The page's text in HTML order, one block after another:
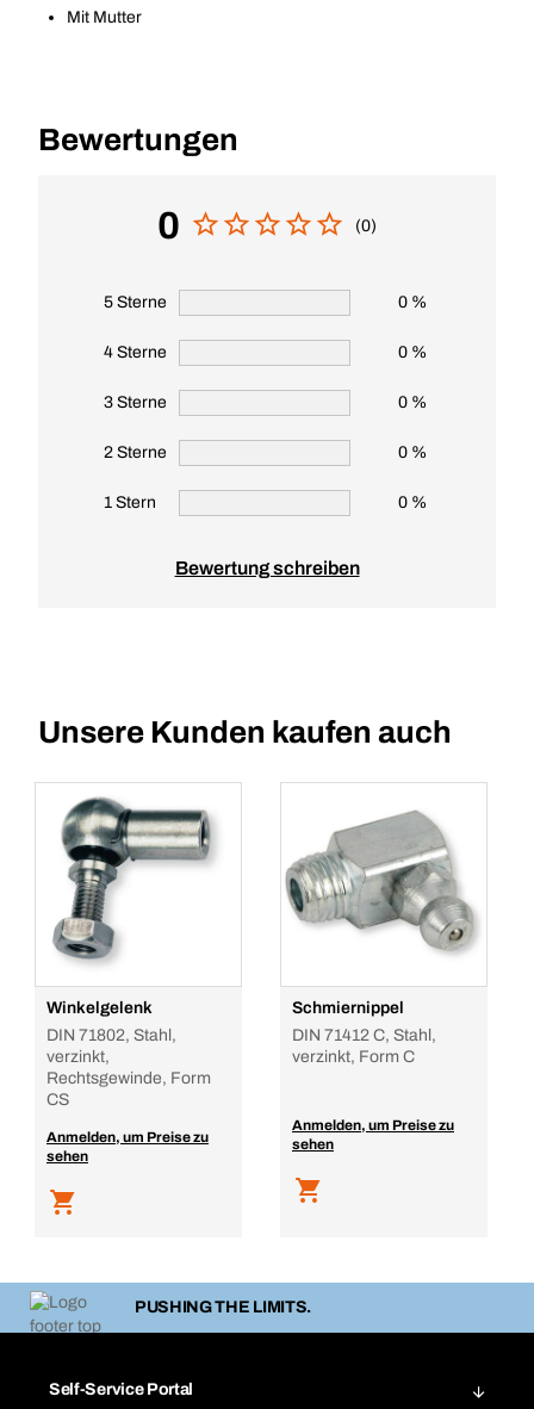
Mit Mutter
Bewertungen
0 (0)
5 Sterne 0 %
4 Sterne 0 %
3 Sterne 0 %
2 Sterne 0 %
1 Stern 0 %
Bewertung schreiben
Unsere Kunden kaufen auch
Winkelgelenk
DIN 71802, Stahl,
verzinkt,
Rechtsgewinde, Form
CS
Anmelden, um Preise zu
sehen
Schmiernippel
DIN 71412 C, Stahl,
verzinkt, Form C
Anmelden, um Preise zu
sehen
PUSHING THE LIMITS.
Self-Service Portal